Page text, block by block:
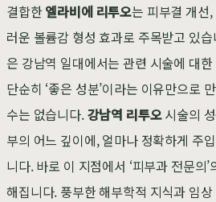
결합한엘라비에 리투오는 피부결 개선
러운 볼륨감 형성 효과로 주목받고 있
은 강남역 일대에서는 관련 시술에 대
단순히 ‘좋은 성분’이라는 이유만으로
수는 없습니다.강남역 리투오시술의
부의 어느 깊이에, 얼마나 정확하게 주
니다. 바로 이 지점에서 ‘피부과 전문의
해집니다. 풍부한 해부학적 지식과 임